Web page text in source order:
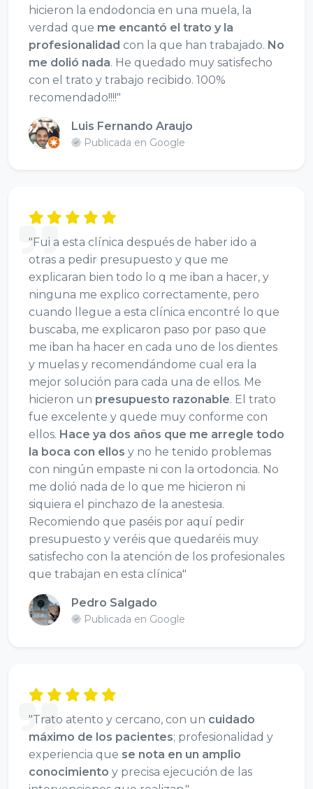
hicieron la endodoncia en una muela, la
verdad que me encantó el trato y la
profesionalidad con la que han trabajado. No
me dolió nada. He quedado muy satisfecho
con el trato y trabajo recibido. 100%
recomendado!!!!"
Luis Fernando Araujo
Publicada en Google
"Fui a esta clínica después de haber ido a
otras a pedir presupuesto y que me
explicaran bien todo lo q me iban a hacer, y
ninguna me explico correctamente, pero
cuando llegue a esta clínica encontré lo que
buscaba, me explicaron paso por paso que
me iban ha hacer en cada uno de los dientes
y muelas y recomendándome cual era la
mejor solución para cada una de ellos. Me
hicieron un presupuesto razonable. El trato
fue excelente y quede muy conforme con
ellos. Hace ya dos años que me arregle todo
la boca con ellos y no he tenido problemas
con ningún empaste ni con la ortodoncia. No
me dolió nada de lo que me hicieron ni
siquiera el pinchazo de la anestesia.
Recomiendo que paséis por aquí pedir
presupuesto y veréis que quedaréis muy
satisfecho con la atención de los profesionales
que trabajan en esta clínica"
Pedro Salgado
Publicada en Google
"Trato atento y cercano, con un cuidado
máximo de los pacientes; profesionalidad y
experiencia que se nota en un amplio
conocimiento y precisa ejecución de las